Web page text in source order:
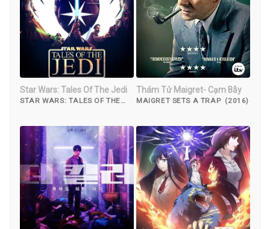
Star Wars: Tales Of The Jedi
STAR WARS: TALES OF THE
Thám Tử Maigret- Cạm Bẫy
MAIGRET SETS A TRAP (2016)